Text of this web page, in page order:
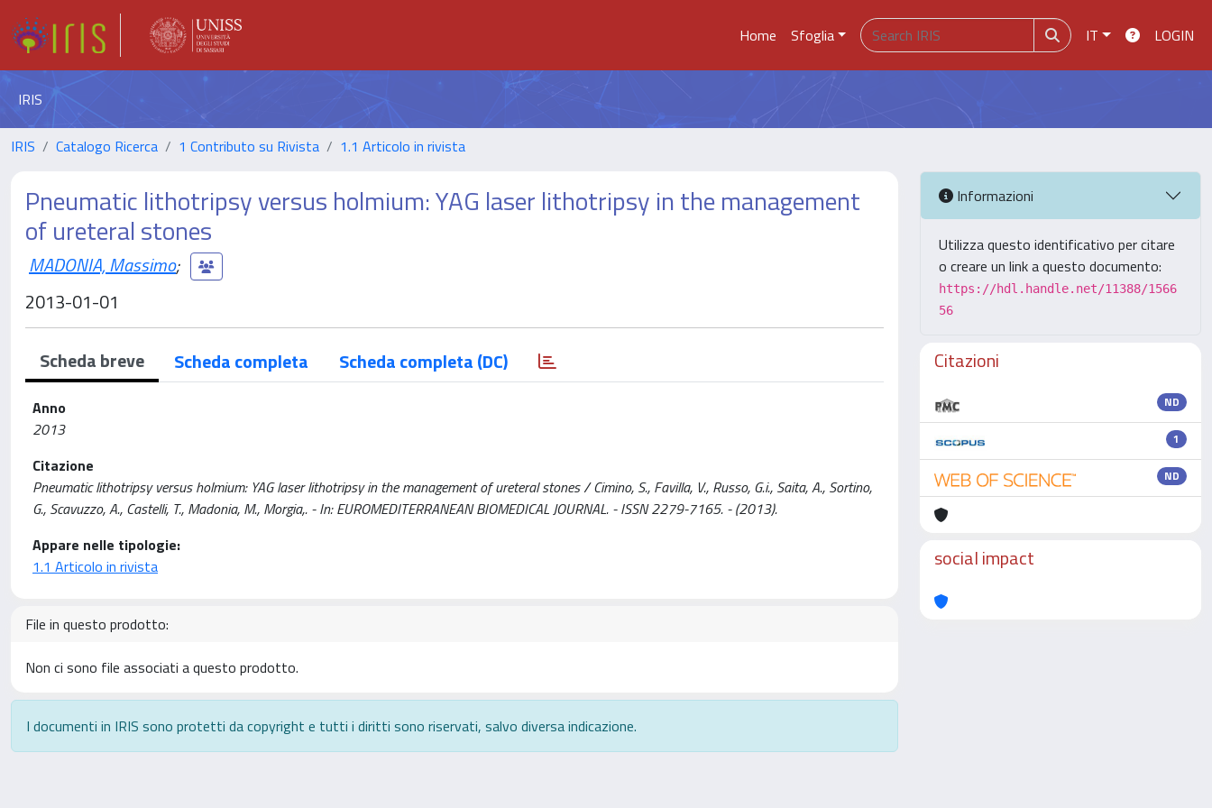
Home Sfoglia IT LOGIN
IRIS
IRIS Catalogo Ricerca 1 Contributo su Rivista 1.1 Articolo in rivista
Pneumatic lithotripsy versus holmium: YAG laser lithotripsy in the management
of ureteral stones
MADONIA, Massimo;
2013-01-01
Scheda breve Scheda completa Scheda completa (DC)
Anno
2013
Citazione
Pneumatic lithotripsy versus holmium: YAG laser lithotripsy in the management of ureteral stones / Cimino, S., Favilla, V., Russo, G.i., Saita, A., Sortino,
G., Scavuzzo, A., Castelli, T., Madonia, M., Morgia,. - In: EUROMEDITERRANEAN BIOMEDICAL JOURNAL. - ISSN 2279-7165. - (2013).
Appare nelle tipologie:
1.1 Articolo in rivista
File in questo prodotto:
Non ci sono file associati a questo prodotto.
I documenti in IRIS sono protetti da copyright e tutti i diritti sono riservati, salvo diversa indicazione.
Informazioni
Utilizza questo identificativo per citare
o creare un link a questo documento:
https://hdl.handle.net/11388/1566
56
Citazioni
ND
1
ND
social impact